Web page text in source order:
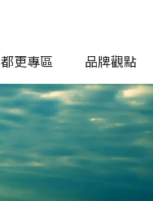
都更專區 品牌觀點